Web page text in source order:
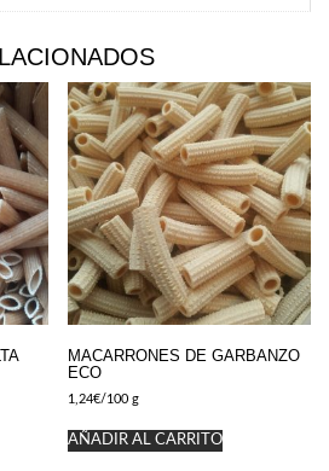
MACARRONES DE GARBANZO
ECO
1,24€/100 g
AÑADIR AL CARRITO